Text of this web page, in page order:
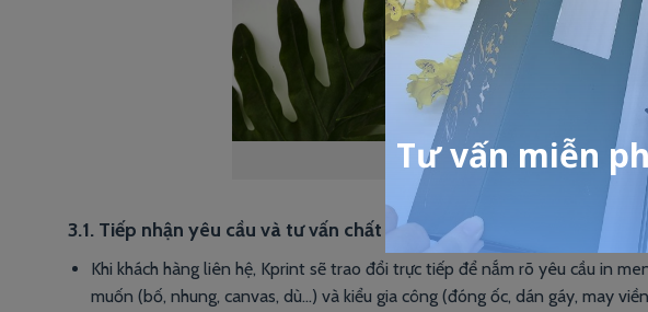
Kprint in menu vải
3.1. Tiếp nhận yêu cầu và tư vấn chất liệu
Khi khách hàng liên hệ, Kprint sẽ trao đổi trực tiếp để nắm rõ yêu cầu in
muốn (bố, nhung, canvas, dù…) và kiểu gia công (đóng ốc, dán gáy, may